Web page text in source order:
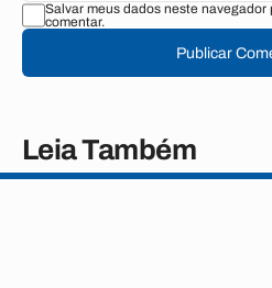
Salvar meus dados neste navegador
comentar.
Publicar
Leia Também